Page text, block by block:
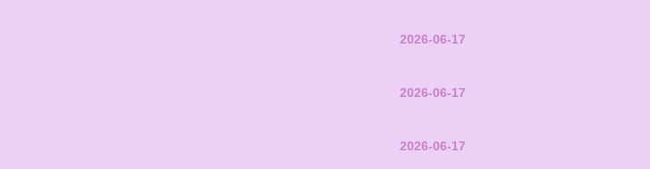
2026-06-17
2026-06-17
2026-06-17